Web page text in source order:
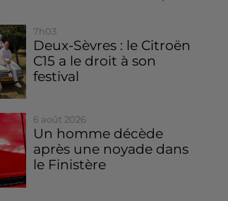
7h03
Deux-Sèvres : le Citroën
C15 a le droit à son
festival
6 août 2026
Un homme décède
après une noyade dans
le Finistère